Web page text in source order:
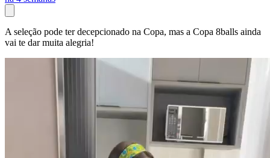
A seleção pode ter decepcionado na Copa, mas a Copa 8balls ainda
vai te dar muita alegria!